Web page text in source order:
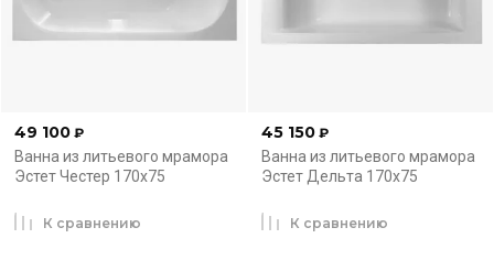
49 100 ₽
Ванна из литьевого мрамора
Эстет Честер 170x75
К сравнению
45 150 ₽
Ванна из литьевого мрамора
Эстет Дельта 170x75
К сравнению